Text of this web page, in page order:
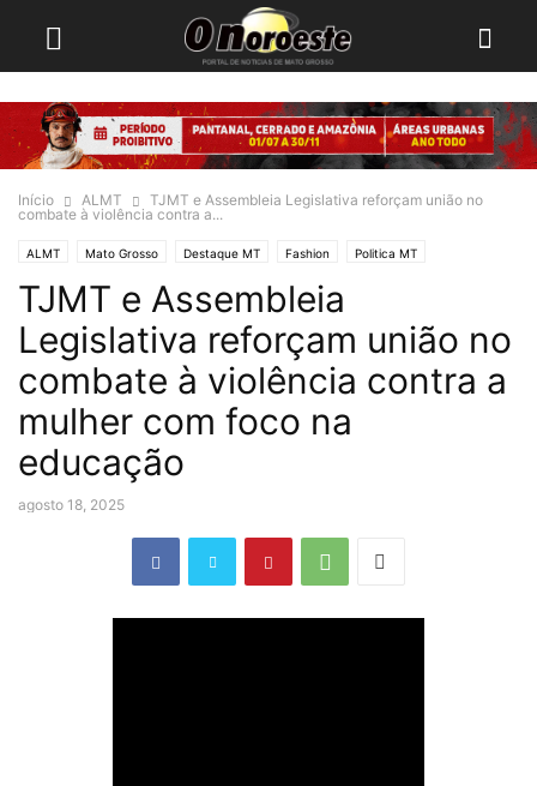
Início ALMT
TJMT e Assembleia Legislativa reforçam união no
combate à violência contra a...
ALMT Mato Grosso Destaque MT Fashion Politica MT
TJMT e Assembleia
Legislativa reforçam união no
combate à violência contra a
mulher com foco na
educação
agosto 18, 2025